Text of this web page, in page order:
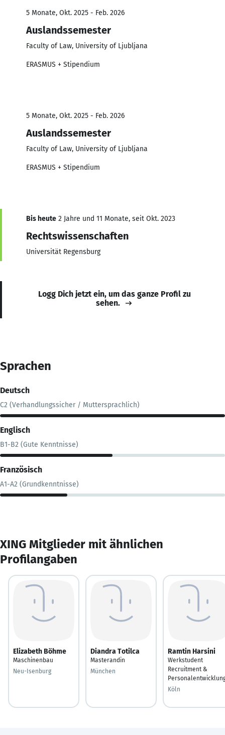
5 Monate, Okt. 2025 - Feb. 2026
Auslandssemester
Faculty of Law, University of Ljubljana
ERASMUS + Stipendium
5 Monate, Okt. 2025 - Feb. 2026
Auslandssemester
Faculty of Law, University of Ljubljana
ERASMUS + Stipendium
Bis heute 2 Jahre und 11 Monate, seit Okt. 2023
Rechtswissenschaften
Universität Regensburg
Logg Dich jetzt ein, um das ganze Profil zu
sehen.
Sprachen
Deutsch
C2 (Verhandlungssicher / Muttersprachlich)
Englisch
B1-B2 (Gute Kenntnisse)
Französisch
A1-A2 (Grundkenntnisse)
XING Mitglieder mit ähnlichen
Profilangaben
Elizabeth Böhme
Maschinenbau
Neu-Isenburg
Diandra Totilca
Masterandin
München
Ramtin Harsini
Werkstudent
Recruitment &
Köln